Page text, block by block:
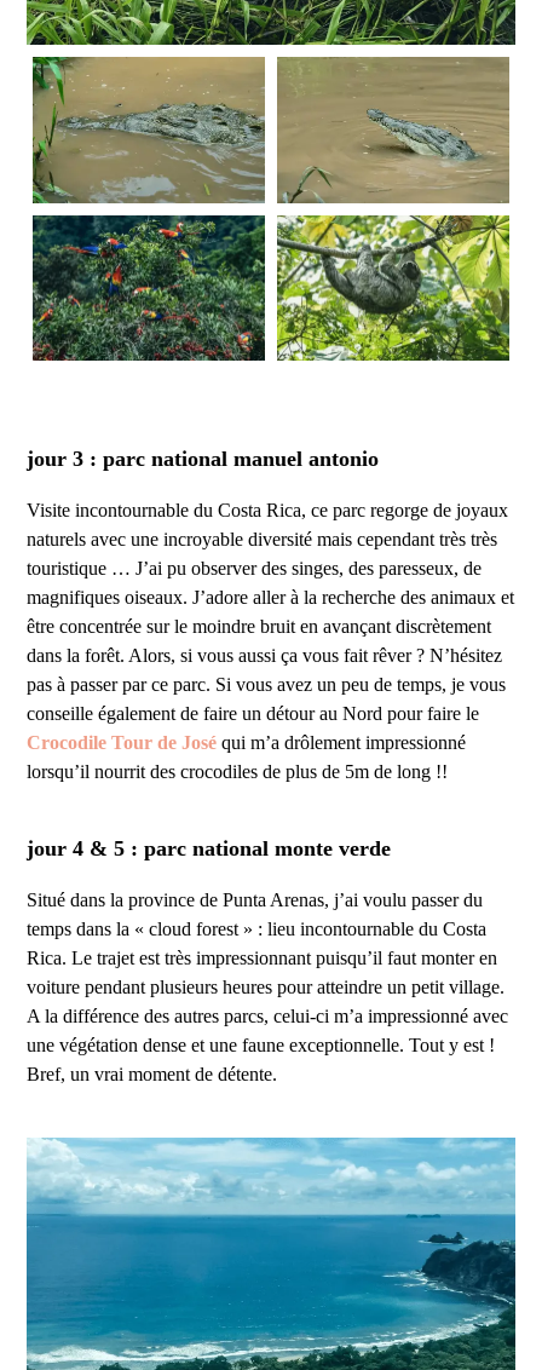
jour 3 : parc national manuel antonio
Visite incontournable du Costa Rica, ce parc regorge de joyaux
naturels avec une incroyable diversité mais cependant très très
touristique … J’ai pu observer des singes, des paresseux, de
magnifiques oiseaux. J’adore aller à la recherche des animaux et
être concentrée sur le moindre bruit en avançant discrètement
dans la forêt. Alors, si vous aussi ça vous fait rêver ? N’hésitez
pas à passer par ce parc. Si vous avez un peu de temps, je vous
conseille également de faire un détour au Nord pour faire le
Crocodile Tour de José qui m’a drôlement impressionné
lorsqu’il nourrit des crocodiles de plus de 5m de long !!
jour 4 & 5 : parc national monte verde
Situé dans la province de Punta Arenas, j’ai voulu passer du
temps dans la « cloud forest » : lieu incontournable du Costa
Rica. Le trajet est très impressionnant puisqu’il faut monter en
voiture pendant plusieurs heures pour atteindre un petit village.
A la différence des autres parcs, celui-ci m’a impressionné avec
une végétation dense et une faune exceptionnelle. Tout y est !
Bref, un vrai moment de détente.